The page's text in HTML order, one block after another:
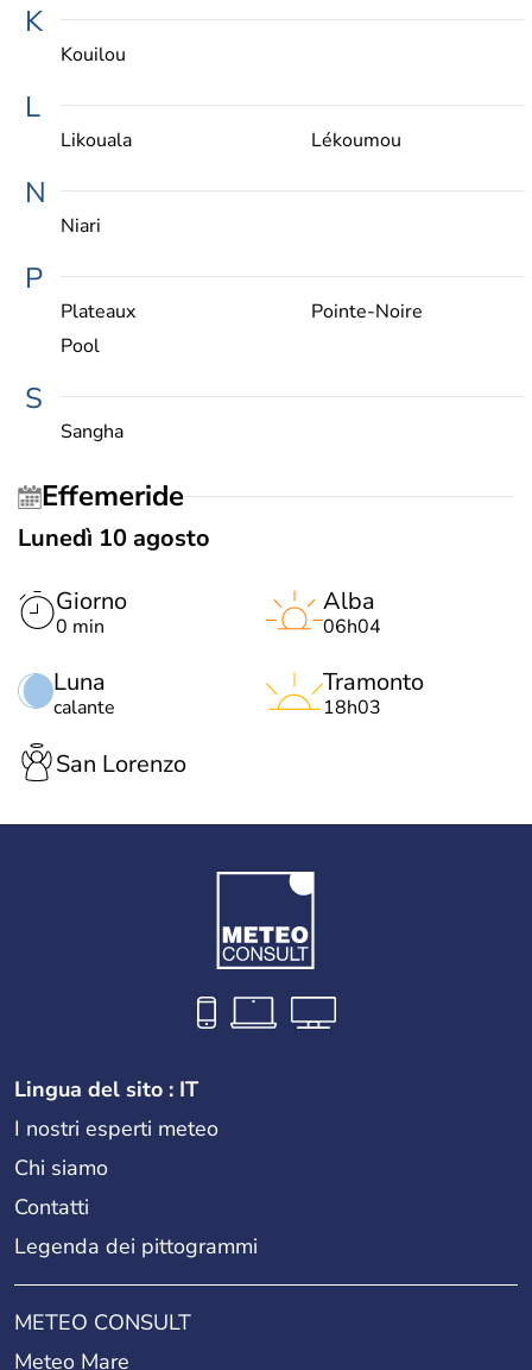
K
Kouilou
L
Likouala Lékoumou
N
Niari
P
Plateaux
Pointe-Noire
Pool
S
Sangha
Effemeride
Lunedì 10 agosto
Giorno
0 min
Luna
calante
Alba
06h04
Tramonto
18h03
San Lorenzo
Lingua del sito : IT
I nostri esperti meteo
Chi siamo
Contatti
Legenda dei pittogrammi
METEO CONSULT
Meteo Mare